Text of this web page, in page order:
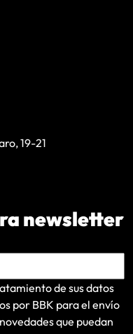
19-21
newsletter
de sus datos
por BBK para el envío
que puedan